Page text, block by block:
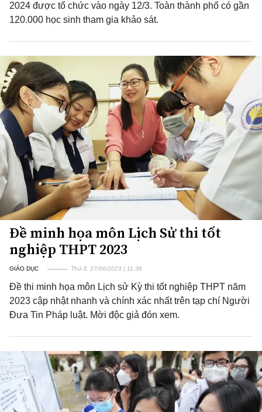
2024 được tổ chức vào ngày 12/3. Toàn thành phố có gần
120.000 học sinh tham gia khảo sát.
Đề minh họa môn Lịch Sử thi tốt
nghiệp THPT 2023
GIÁO DỤC Thứ 3, 27/06/2023 | 11:36
Đề thi minh họa môn Lịch sử Kỳ thi tốt nghiệp THPT năm
2023 cập nhật nhanh và chính xác nhất trên tạp chí Người
Đưa Tin Pháp luật. Mời độc giả đón xem.